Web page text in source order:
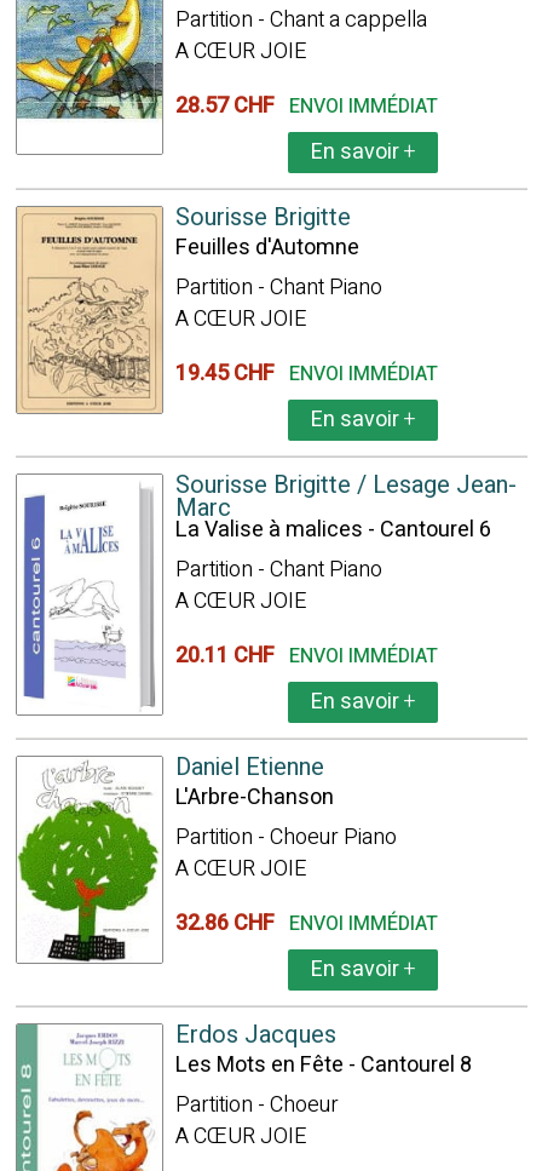
Partition - Chant a cappella
A CŒUR JOIE
28.57 CHF ENVOI IMMÉDIAT
En savoir+
Sourisse Brigitte
Feuilles d'Automne
Partition - Chant Piano
A CŒUR JOIE
19.45 CHF ENVOI IMMÉDIAT
En savoir+
Sourisse Brigitte / Lesage Jean-
Marc
La Valise à malices - Cantourel 6
Partition - Chant Piano
A CŒUR JOIE
20.11 CHF ENVOI IMMÉDIAT
En savoir+
Daniel Etienne
L'Arbre-Chanson
Partition - Choeur Piano
A CŒUR JOIE
32.86 CHF ENVOI IMMÉDIAT
En savoir+
Erdos Jacques
Les Mots en Fête - Cantourel 8
Partition - Choeur
A CŒUR JOIE